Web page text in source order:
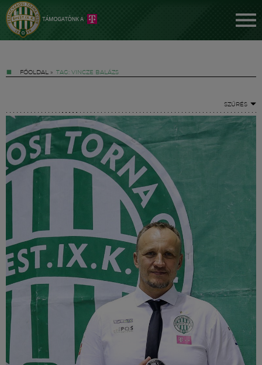
FŐOLDAL » TAG: VINCZE BALÁZS
SZŰRÉS
Jegyek
FM YouTube +
Hírek
Labdarúgás
Szakosztályok
Meccscenter